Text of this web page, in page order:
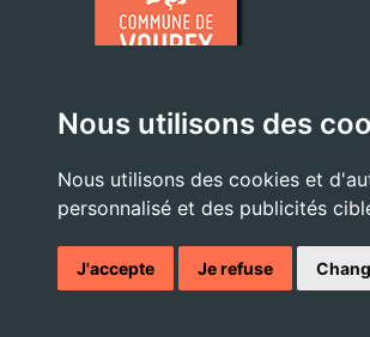
Nous utilisons des
Nous utilisons des cookies et
personnalisé et des publicités
J'accepte Je refuse ©